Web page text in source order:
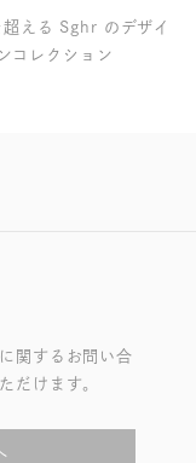
える Sghr のデザイ
ンコレクション
関するお問い合
だけます。